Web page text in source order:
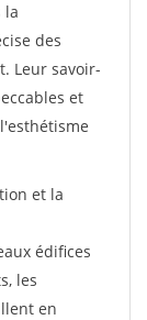
la
des
Leur savoir-
et
et la
édifices
les
en